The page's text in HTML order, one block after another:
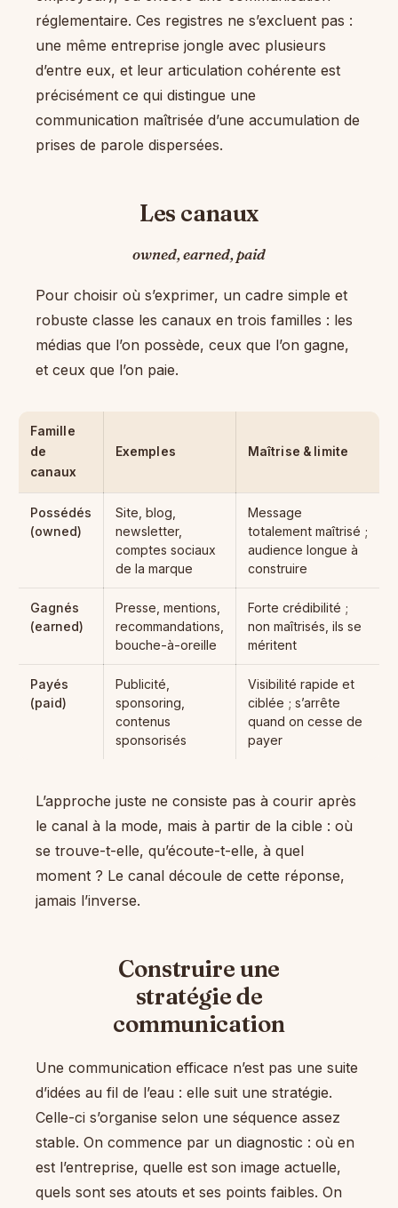
réglementaire. Ces registres ne s’excluent pas :
une même entreprise jongle avec plusieurs
d’entre eux, et leur articulation cohérente est
précisément ce qui distingue une
communication maîtrisée d’une accumulation de
prises de parole dispersées.
Les canaux
owned, earned, paid
Pour choisir où s’exprimer, un cadre simple et
robuste classe les canaux en trois familles : les
médias que l’on possède, ceux que l’on gagne,
et ceux que l’on paie.
Famille
de
canaux
Exemples Maîtrise & limite
Possédés
(owned)
Site, blog,
newsletter,
comptes sociaux
de la marque
Message
totalement maîtrisé ;
audience longue à
construire
Gagnés
(earned)
Presse, mentions,
recommandations,
bouche-à-oreille
Forte crédibilité ;
non maîtrisés, ils se
méritent
Payés
(paid)
Publicité,
sponsoring,
contenus
sponsorisés
Visibilité rapide et
ciblée ; s’arrête
quand on cesse de
payer
L’approche juste ne consiste pas à courir après
le canal à la mode, mais à partir de la cible : où
se trouve-t-elle, qu’écoute-t-elle, à quel
moment ? Le canal découle de cette réponse,
jamais l’inverse.
Construire une
stratégie de
communication
Une communication efficace n’est pas une suite
d’idées au fil de l’eau : elle suit une stratégie.
Celle-ci s’organise selon une séquence assez
stable. On commence par un diagnostic : où en
est l’entreprise, quelle est son image actuelle,
quels sont ses atouts et ses points faibles. On